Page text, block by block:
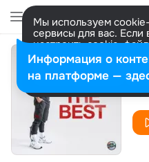
Мы используем
сервисы для вас. Если
настроить cookie-
представитель.
Разрешить все
Информация о
на платформе —